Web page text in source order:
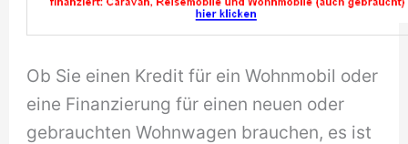
Ob Sie einen Kredit für ein Wohnmobil oder
eine Finanzierung für einen neuen oder
gebrauchten Wohnwagen brauchen, es ist